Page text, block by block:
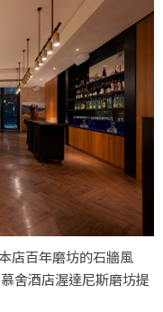
店百年磨坊的石牆風
舍酒店渥達尼斯磨坊提